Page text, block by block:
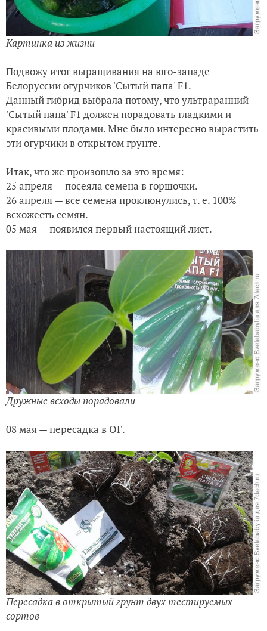
Картинка из жизни
Подвожу итог выращивания на юго-западе
Белоруссии огурчиков 'Сытый папа' F1.
Данный гибрид выбрала потому, что ультраранний
'Сытый папа' F1 должен порадовать гладкими и
красивыми плодами. Мне было интересно вырастить
эти огурчики в открытом грунте.
Итак, что же произошло за это время:
25 апреля — посеяла семена в горшочки.
26 апреля — все семена проклюнулись, т. е. 100%
всхожесть семян.
05 мая — появился первый настоящий лист.
Дружные всходы порадовали
08 мая — пересадка в ОГ.
Пересадка в открытый грунт двух тестируемых
сортов